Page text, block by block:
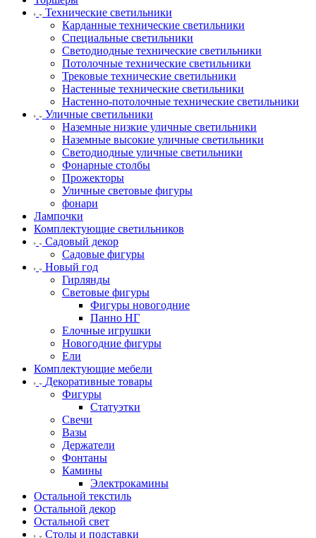
Технические светильники
Карданные технические светильники
Специальные светильники
Светодиодные технические светильники
Потолочные технические светильники
Трековые технические светильники
Настенные технические светильники
Настенно-потолочные технические светильники
Уличные светильники
Наземные низкие уличные светильники
Наземные высокие уличные светильники
Светодиодные уличные светильники
Фонарные столбы
Прожекторы
Уличные световые фигуры
фонари
Лампочки
Комплектующие светильников
Садовый декор
Садовые фигуры
Новый год
Гирлянды
Световые фигуры
Фигуры новогодние
Панно НГ
Елочные игрушки
Новогодние фигуры
Ели
Комплектующие мебели
Декоративные товары
Фигуры
Статуэтки
Свечи
Вазы
Держатели
Фонтаны
Камины
Электрокамины
Остальной текстиль
Остальной декор
Остальной свет
Столы и подставки